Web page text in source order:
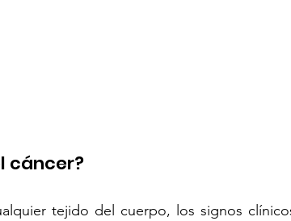
cáncer?
tejido del cuerpo, los signos